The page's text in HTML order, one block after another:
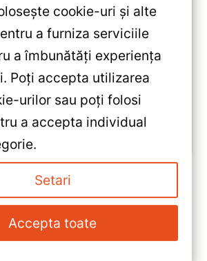
Testare &
Teyes CC3 pentru Lexus RX:
core 1.8GHz, 6+128GB, ecran QLED
și conectivitate 4G/Wi‑Fi.
Vezi review!
Auto Teyes CC3L
cookie-uri și alte
a furniza serviciile
a îmbunătăți experiența
Poți accepta utilizarea
urilor sau poți folosi
a accepta individual
Setari
Accepta toate